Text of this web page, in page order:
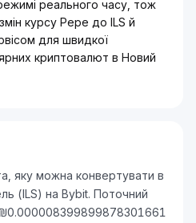
реального часу, тож
курсу Pepe до ILS й
для швидкої
криптовалют в Новий
яку можна конвертувати в
(ILS) на Bybit. Поточний
₪0.000008399899878301661